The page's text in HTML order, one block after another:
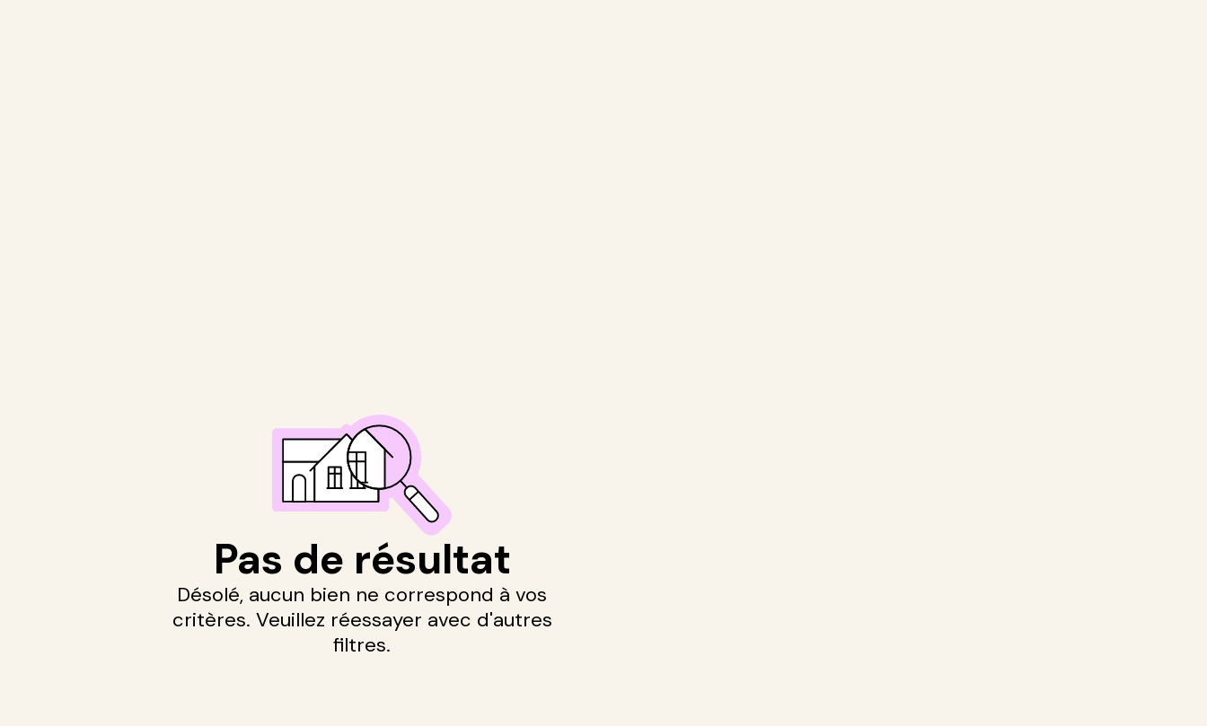
Pas de résultat
Désolé, aucun bien ne correspond à vos
critères. Veuillez réessayer avec d'autres
filtres.